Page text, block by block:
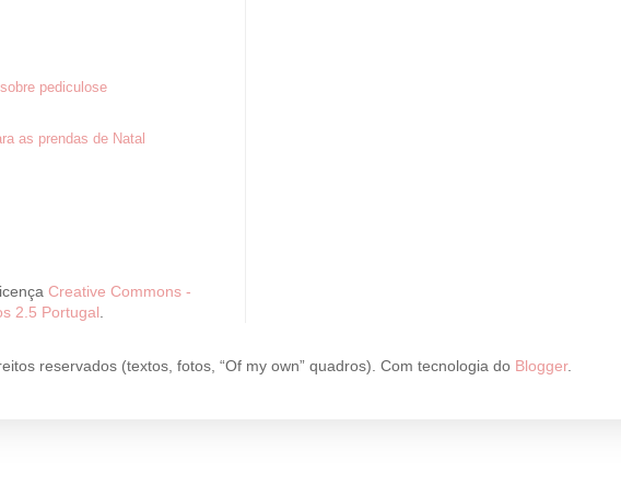
pediculose
as prendas de Natal
Creative Commons -
2.5 Portugal
reservados (textos, fotos, “Of my own” quadros). Com tecnologia do Blogger.